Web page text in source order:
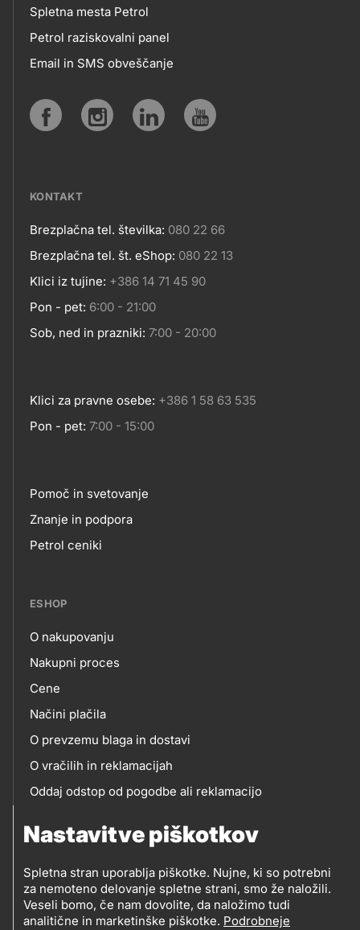
Nastavitve piškotkov
Spletna stran uporablja piškotke. Nujne, ki so potrebni
za nemoteno delovanje spletne strani, smo že naložili.
Veseli bomo, če nam dovolite, da naložimo tudi
analitične in marketinške piškotke. Podrobneje
MOBILNE
APLIKACIJE
SPLETNA
Spletna mesta Petrol
Petrol raziskovalni panel
Email in SMS obveščanje
KONTAKT
Kontakt
Brezplačna tel. številka: 080 22 66
Brezplačna tel. št. eShop: 080 22 13
Klici iz tujine: +386 14 71 45 90
Pon - pet: 6:00 - 21:00
Sob, ned in prazniki: 7:00 - 20:00
Klici za pravne osebe: +386 1 58 63 535
Pon - pet: 7:00 - 15:00
Footer
links
Pomoč in svetovanje
Znanje in podpora
Petrol ceniki
ESHOP
eshop
O nakupovanju
Nakupni proces
Cene
Načini plačila
O prevzemu blaga in dostavi
O vračilih in reklamacijah
Oddaj odstop od pogodbe ali reklamacijo
(OEEO)